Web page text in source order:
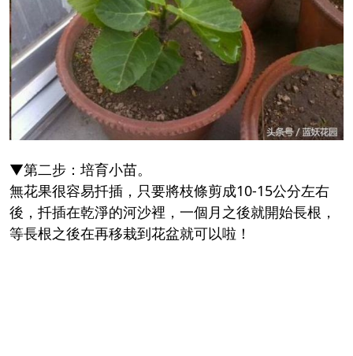
▼第二步：培育小苗。
無花果很容易扦插，只要將枝條剪成10-15公分左右
後，扦插在乾淨的河沙裡，一個月之後就開始長根，
等長根之後在再移栽到花盆就可以啦！